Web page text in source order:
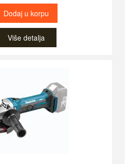
Dodaj u korpu
Više detalja